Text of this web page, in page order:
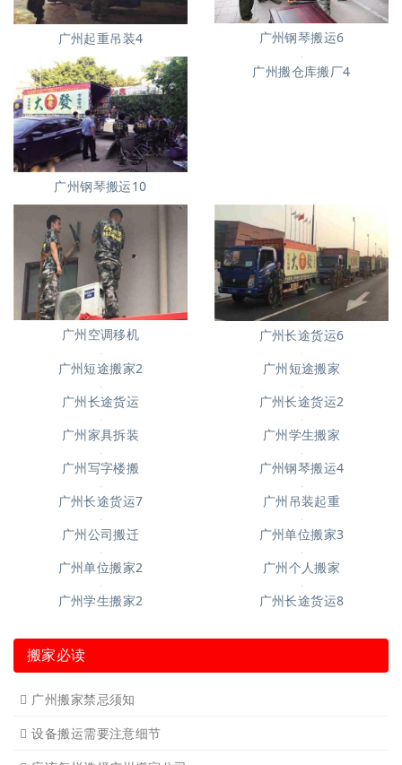
广州起重吊装4 广州钢琴搬运6
广州钢琴搬运10
广州空调移机
广州长途货运6
广州短途搬家2
广州短途搬家
广州长途货运
广州长途货运2
广州家具拆装
广州学生搬家